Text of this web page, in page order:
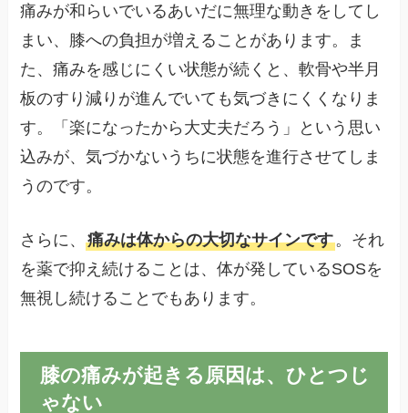
痛みが和らいでいるあいだに無理な動きをしてし
まい、膝への負担が増えることがあります。ま
た、痛みを感じにくい状態が続くと、軟骨や半月
板のすり減りが進んでいても気づきにくくなりま
す。「楽になったから大丈夫だろう」という思い
込みが、気づかないうちに状態を進行させてしま
うのです。
さらに、痛みは体からの大切なサインです。それ
を薬で抑え続けることは、体が発しているSOSを
無視し続けることでもあります。
膝の痛みが起きる原因は、ひとつじ
ゃない